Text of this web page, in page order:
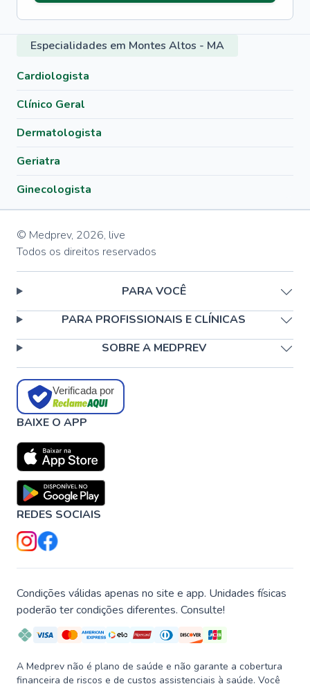
Especialidades em Montes Altos - MA
Cardiologista
Clínico Geral
Dermatologista
Geriatra
Ginecologista
© Medprev, 2026, live
Todos os direitos reservados
PARA VOCÊ
PARA PROFISSIONAIS E CLÍNICAS
SOBRE A MEDPREV
Verificada por
BAIXE O APP
REDES SOCIAIS
Condições válidas apenas no site e app. Unidades físicas
poderão ter condições diferentes. Consulte!
A Medprev não é plano de saúde e não garante a cobertura
financeira de riscos e de custos assistenciais à saúde. Você